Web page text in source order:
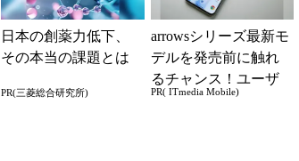
日本の創薬力低下、
その本当の課題とは
PR(三菱総合研究所)
arrowsシリーズ最新モ
デルを発売前に触れ
るチャンス！ユーザ
ー座談会開催
PR( ITmedia Mobile)